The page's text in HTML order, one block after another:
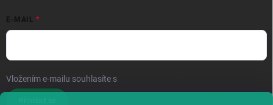
E-MAIL
Vložením e-mailu souhlasíte s